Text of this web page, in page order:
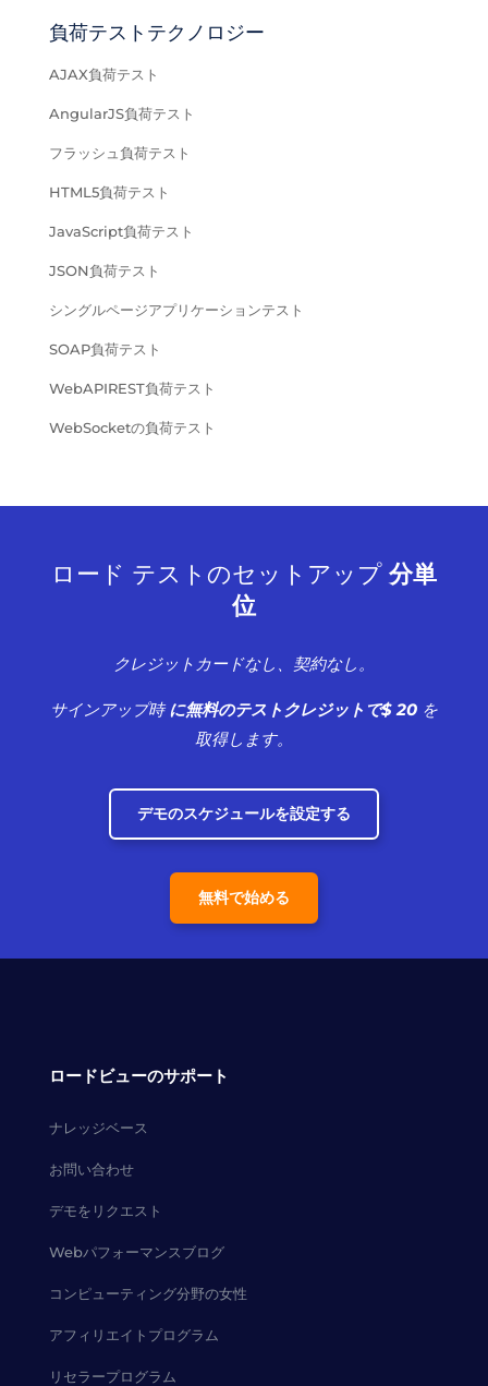
負荷テストテクノロジー
AJAX負荷テスト
AngularJS負荷テスト
フラッシュ負荷テスト
HTML5負荷テスト
JavaScript負荷テスト
JSON負荷テスト
シングルページアプリケーションテスト
SOAP負荷テスト
WebAPIREST負荷テスト
WebSocketの負荷テスト
ロード テストのセットアップ 分単
位
クレジットカードなし、契約なし。
サインアップ時に無料のテストクレジットで$ 20を
取得します。
デモのスケジュールを設定する
無料で始める
ロードビューのサポート
ナレッジベース
お問い合わせ
デモをリクエスト
Webパフォーマンスブログ
コンピューティング分野の女性
アフィリエイトプログラム
リセラープログラム